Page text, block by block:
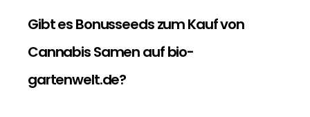
Gibt es Bonusseeds zum Kauf von
Cannabis Samen auf bio-
gartenwelt.de?